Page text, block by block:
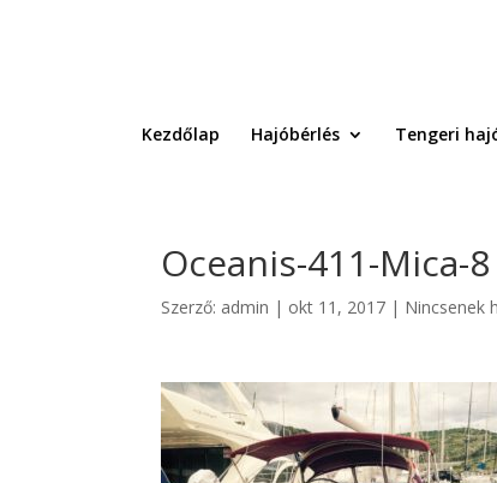
Kezdőlap Hajóbérlés Tengeri
Oceanis-411-Mica-8
Szerző: admin | okt 11, 2017 | Nincsenek